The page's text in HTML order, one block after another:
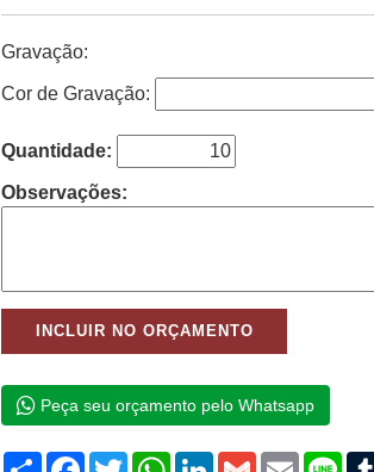
Gravação:
Cor de Gravação:
Quantidade:
Observações:
Peça seu orçamento pelo Whatsapp
Compartilhar
Facebook
TwitterWhatsApp
LinkedIn
GmailEmailLine